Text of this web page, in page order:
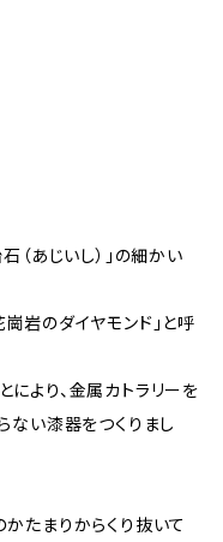
（あじいし）」の細かい
岩のダイヤモンド」と呼
より、金属カトラリーを
ない漆器をつくりまし
たまりからくり抜いて